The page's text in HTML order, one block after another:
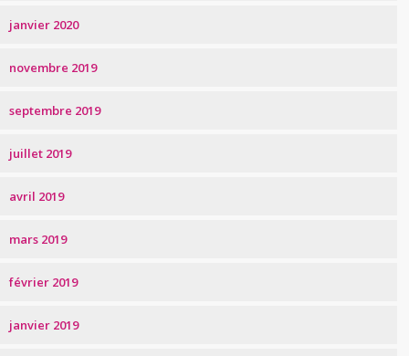
janvier 2020
novembre 2019
septembre 2019
juillet 2019
avril 2019
mars 2019
février 2019
janvier 2019